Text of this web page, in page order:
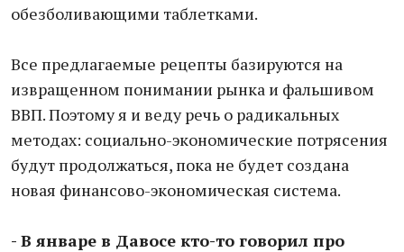
обезболивающими таблетками.
Все предлагаемые рецепты базируются на
извращенном понимании рынка и фальшивом
ВВП. Поэтому я и веду речь о радикальных
методах: социально-экономические потрясения
будут продолжаться, пока не будет создана
новая финансово-экономическая система.
- В январе в Давосе кто-то говорил про